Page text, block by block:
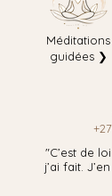
Méditations
guidées ❯
"C’est de
j’ai fait.